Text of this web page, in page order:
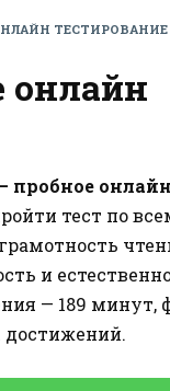
ТЕСТИРОВАНИЕ
онлайн
пробное
тест по
и
— 189
достижений.